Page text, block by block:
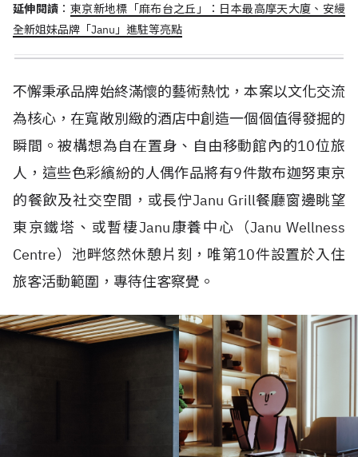
延伸閱讀 ： 東京新地標「麻布台之丘」：日本最高摩天大廈、安縵
全新姐妹品牌「Janu」進駐等亮點
不懈秉承品牌始終滿懷的藝術熱忱，本案以文化交流
為核心，在寬敞別緻的酒店中創造一個個值得發掘的
瞬間。被構想為自在置身、自由移動館內的10位旅
人，這些色彩繽紛的人偶作品將有9件散布迦努東京
的餐飲及社交空間，或長佇Janu Grill餐廳窗邊眺望
東京鐵塔、或暫棲Janu康養中心（Janu Wellness
Centre）池畔悠然休憩片刻，唯第10件設置於入住
旅客活動範圍，專待住客察覺。